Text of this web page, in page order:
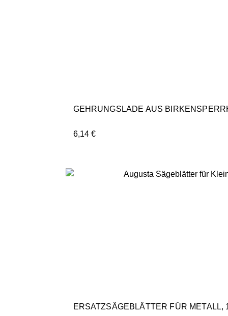
GEHRUNGSLADE AUS
6,14 €
ERSATZSÄGEBLÄTTER FÜR METALL,